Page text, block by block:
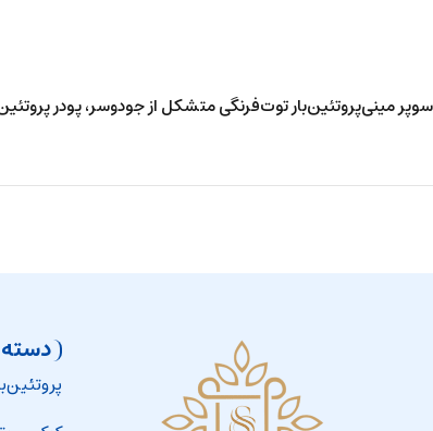
سوپر مینی‌پروتئین‌بار توت‌فرنگی متشکل از جودوسر، پودر